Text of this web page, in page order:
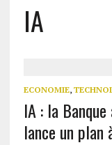
IA
ECONOMIE,
IA : la
lance un plan